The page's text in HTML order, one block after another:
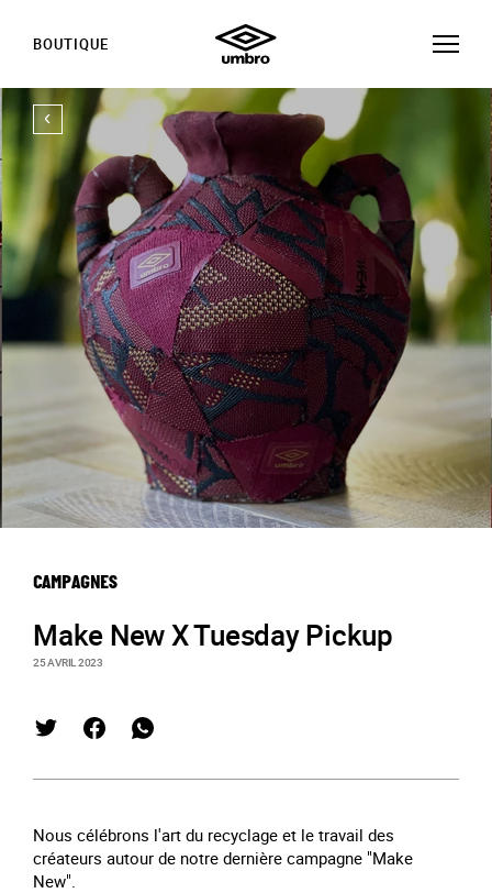
BOUTIQUE
CAMPAGNES
Make New X Tuesday Pickup
25 AVRIL 2023
Nous célébrons l'art du recyclage et le travail des
créateurs autour de notre dernière campagne "Make
New".